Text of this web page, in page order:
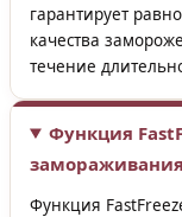
гарантирует
качества
течение
Функция
замораживания
Функция